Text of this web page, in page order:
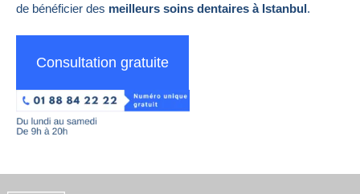
de bénéficier des meilleurs soins dentaires à Istanbul.
Consultation gratuite